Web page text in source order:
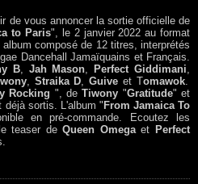
de vous annoncer la sortie officielle de
to Paris", le 2 janvier 2022 au format
composé de 12 titres, interprétés
Dancehall Jamaïquains et Français.
B, Jah Mason, Perfect Giddimani,
, Straika D,Guive et Tomawok.
Rocking ", deTiwony "Gratitude" et
déjà sortis. L'album " From Jamaica To
en pré-commande. Ecoutez les
teaser deQueen Omegaet Perfect